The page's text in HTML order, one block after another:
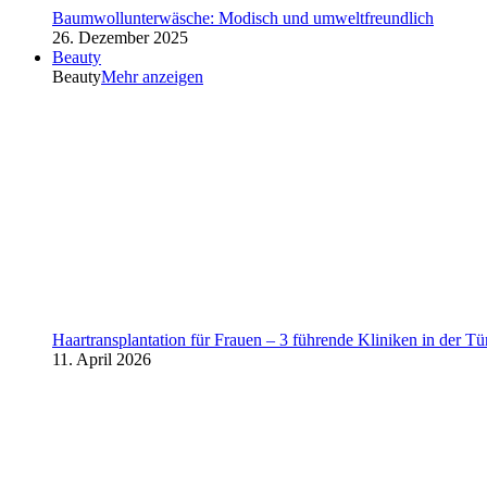
Baumwollunterwäsche: Modisch und umweltfreundlich
26. Dezember 2025
Beauty
BeautyMehr anzeigen
Haartransplantation für Frauen – 3 führende Kliniken in der
11. April 2026